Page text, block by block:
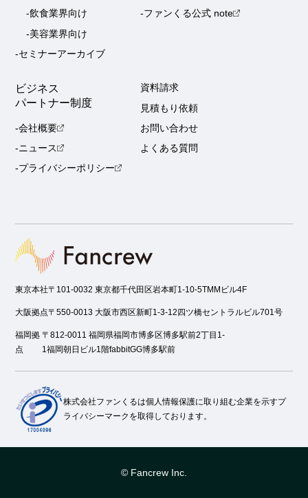
-飲食業界向け
-美容業界向け
-セミナーアーカイブ
-ファンくる公式 note
ビジネス
パートナー制度
-会社概要
-ニュース
-プライバシーポリシー
資料請求
見積もり依頼
お問い合わせ
よくある質問
東京本社〒101-0032 東京都千代田区岩本町1-10-5TMMビル4F
大阪拠点〒550-0013 大阪市西区新町1-3-12四ツ橋セントラルビル701号
福岡拠
点
〒812-0011 福岡県福岡市博多区博多駅前2丁目1-
1福岡朝日ビル1階fabbitGG博多駅前
株式会社ファンくるは個人情報保護に取り組む企業を示すプ
ライバシーマークを取得しております。
© Fancrew Inc.